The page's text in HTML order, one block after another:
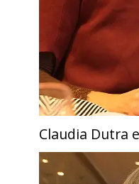
Claudia Dutra